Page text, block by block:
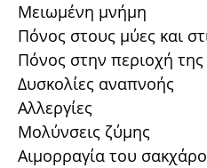
Μειωμένη μνήμη
Πόνος στους μύες και
Πόνος στην περιοχή της
Δυσκολίες αναπνοής
Αλλεργίες
Μολύνσεις ζύμης
Αιμορραγία του